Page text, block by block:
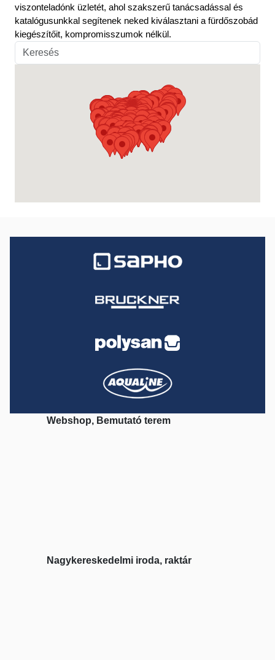
viszonteladónk üzletét, ahol szakszerű tanácsadással és
katalógusunkkal segítenek neked kiválasztani a fürdőszobád
kiegészítőit, kompromisszumok nélkül.
Webshop, Bemutató terem
Nagykereskedelmi iroda, raktár